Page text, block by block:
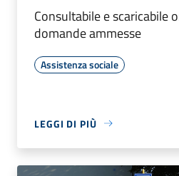
Consultabile e scaricabile
domande ammesse
Assistenza sociale
LEGGI DI PIÙ